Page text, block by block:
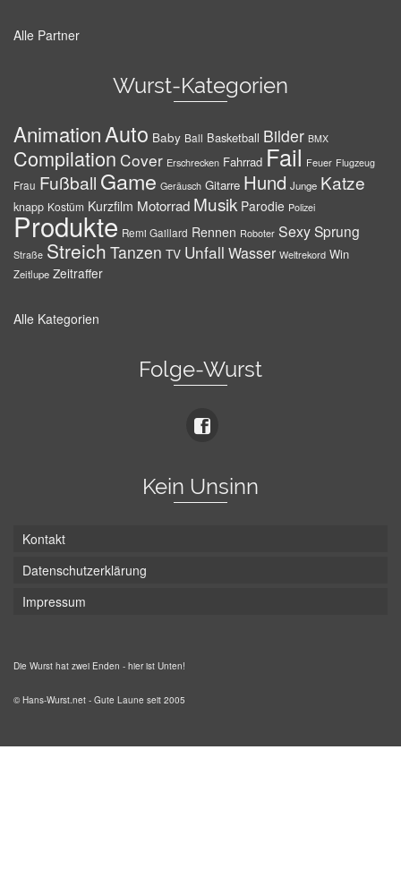
Alle Partner
Wurst-Kategorien
AnimationAuto Baby Ball Basketball Bilder BMX
Compilation Cover Erschrecken Fahrrad Fail Feuer Flugzeug
Frau Fußball Game Geräusch Gitarre Hund Junge Katze
knapp Kostüm Kurzfilm Motorrad Musik Parodie Polizei
Produkte Remi Gaillard Rennen Roboter SexySprung
Straße Streich Tanzen TV Unfall Wasser Weltrekord Win
Zeitlupe Zeitraffer
Alle Kategorien
Folge-Wurst
Kein Unsinn
Kontakt
Datenschutzerklärung
Impressum
Die Wurst hat zwei Enden - hier ist Unten!
© Hans-Wurst.net - Gute Laune seit 2005